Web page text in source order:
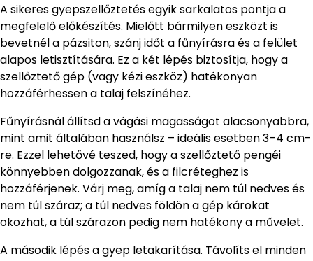
A sikeres gyepszellőztetés egyik sarkalatos pontja a
megfelelő előkészítés. Mielőtt bármilyen eszközt is
bevetnél a pázsiton, szánj időt a fűnyírásra és a felület
alapos letisztítására. Ez a két lépés biztosítja, hogy a
szellőztető gép (vagy kézi eszköz) hatékonyan
hozzáférhessen a talaj felszínéhez.
Fűnyírásnál állítsd a vágási magasságot alacsonyabbra,
mint amit általában használsz – ideális esetben 3–4 cm-
re. Ezzel lehetővé teszed, hogy a szellőztető pengéi
könnyebben dolgozzanak, és a filcréteghez is
hozzáférjenek. Várj meg, amíg a talaj nem túl nedves és
nem túl száraz; a túl nedves földön a gép károkat
okozhat, a túl szárazon pedig nem hatékony a művelet.
A második lépés a gyep letakarítása. Távolíts el minden